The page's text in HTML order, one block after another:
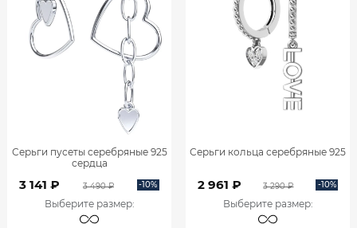
Серьги пусеты серебряные 925
сердца
3 141 ₽ 3 490 ₽ -10%
Выберите размер:
Серьги кольца серебряные 925
2 961 ₽ 3 290 ₽ -10%
Выберите размер: